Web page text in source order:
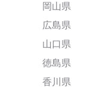
岡山県
広島県
山口県
徳島県
香川県